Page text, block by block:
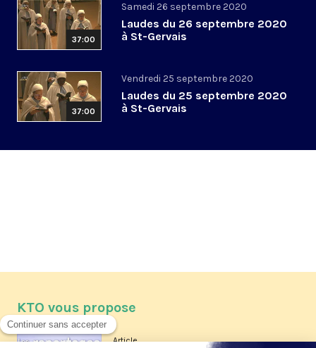
37:00
Samedi 26 septembre 2020
Laudes du 26 septembre 2020
à St-Gervais
37:00
Vendredi 25 septembre 2020
Laudes du 25 septembre 2020
à St-Gervais
KTO vous propose
Article